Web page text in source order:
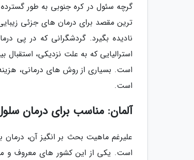
گرچه سئول در کره جنوبی به طور
ترین مقصد برای درمان های جزئی
نادیده بگیرد. گردشگرانی که در پی
استرالیایی که به علت نزدیکی، استقبال
است.
آلمان: مناسب برای درمان
علیرغم ماهیت بحث بر انگیز آن، درمان
است. یکی از این کشور های معروف و